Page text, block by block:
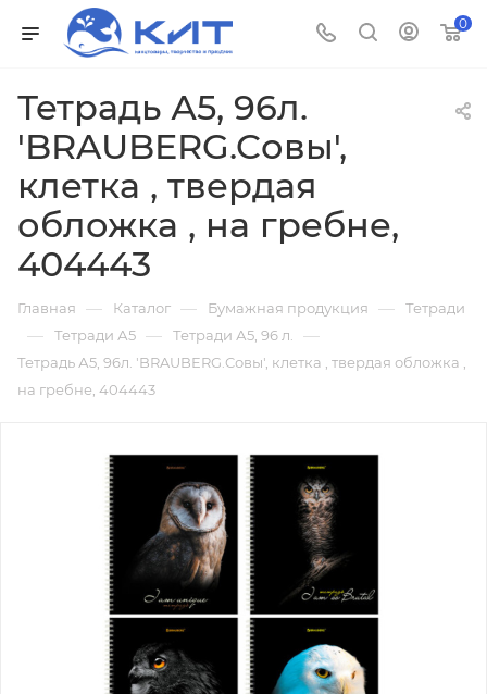
0
Тетрадь А5, 96л.
'BRAUBERG.Cовы',
клетка , твердая
обложка , на гребне,
404443
Главная — Каталог — Бумажная продукция — Тетради
— Тетради А5 — Тетради А5, 96 л. —
Тетрадь А5, 96л. 'BRAUBERG.Cовы', клетка , твердая обложка ,
на гребне, 404443